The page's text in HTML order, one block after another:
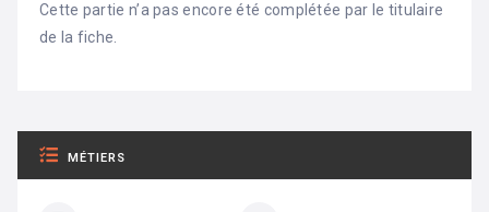
Cette partie n’a pas encore été complétée par le titulaire
de la fiche.
MÉTIERS